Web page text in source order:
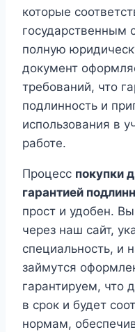
которые
государственным
полную
документ
требований, что
подлинность и
использования в
работе.
Процесс покупки
гарантией
прост и удобен.
через наш сайт,
специальность, и
займутся
гарантируем, что
в срок и будет
нормам,